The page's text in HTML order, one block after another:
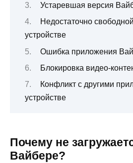
Устаревшая версия
Недостаточно
устройстве
Ошибка приложения
Блокировка видео-
Конфликт с другими
устройстве
Почему не
Вайбере?